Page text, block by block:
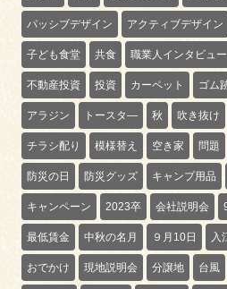
パッシブデザイン アクティブデザイン
子ども食堂 共食 職業人インタビュー
不動産投資 投資 カーペット ゴム
アラジン トースタ― 秋 吹き抜け
チラシ配り 模様替え 空き家 問題
防災の日 防災グッズ キャンプ用品
キャンペーン 2023卒 会社説明会
最低賃金 中秋の名月 ９月10日 入
おでかけ 現地説明会 分譲地 台風